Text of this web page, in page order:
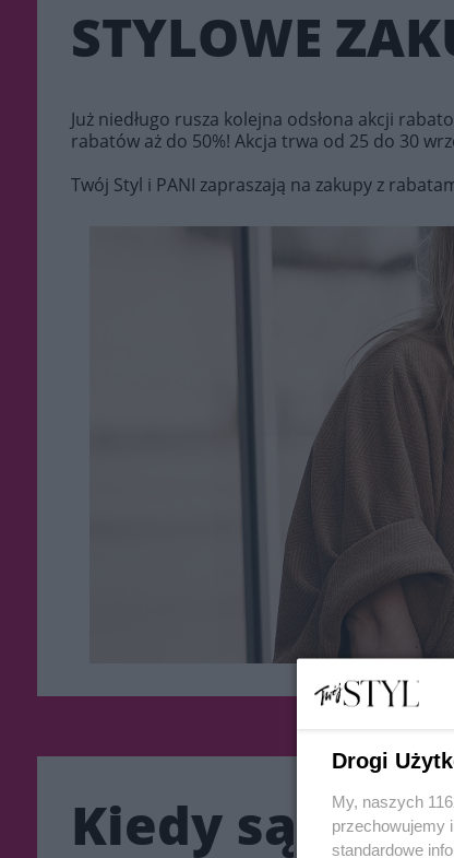
STYLOWE
Już niedługo rusza kolejna odsłona akcji
rabatów aż do 50%! Akcja trwa od 25 do 30
Twój Styl i PANI zapraszają na zakupy z
Kiedy są
Drogi
My, naszych
przechowujemy
standardowe